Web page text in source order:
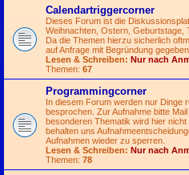
Calendartriggercorner
Dieses Forum ist die
Weihnachten, Ostern, Geburtstage,
Da die Themen hierzu sicherlich
auf Anfrage mit Begründung gegeben.
Lesen & Schreiben: Nur nach
Themen: 67
Programmingcorner
In diesem Forum werden nur Dinge
besprochen. Zur Aufnahme bitte Mail
besonderen Thematik wird hier
behalten uns
Aufnahmen wieder zu sperren.
Lesen & Schreiben: Nur nach
Themen: 78